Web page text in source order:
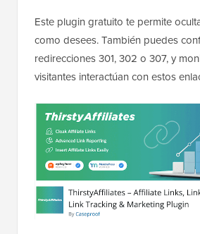
Este plugin gratuito te permite
como desees. También puedes
redirecciones 301, 302 o 307, y
visitantes interactúan con estos